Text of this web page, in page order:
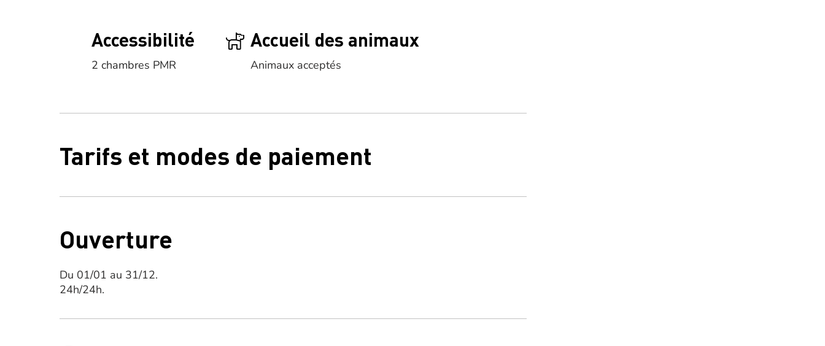
Accessibilité
2 chambres PMR
Accueil des animaux
Animaux acceptés
Tarifs et modes de paiement
Ouverture
Du 01/01 au 31/12.
24h/24h.